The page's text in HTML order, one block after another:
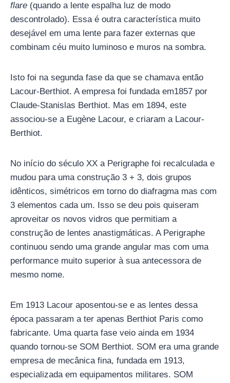
flare (quando a lente espalha luz de modo
descontrolado). Essa é outra característica muito
desejável em uma lente para fazer externas que
combinam céu muito luminoso e muros na sombra.
Isto foi na segunda fase da que se chamava então
Lacour-Berthiot. A empresa foi fundada em1857 por
Claude-Stanislas Berthiot. Mas em 1894, este
associou-se a Eugène Lacour, e criaram a Lacour-
Berthiot.
No início do século XX a Perigraphe foi recalculada e
mudou para uma construção 3 + 3, dois grupos
idênticos, simétricos em torno do diafragma mas com
3 elementos cada um. Isso se deu pois quiseram
aproveitar os novos vidros que permitiam a
construção de lentes anastigmáticas. A Perigraphe
continuou sendo uma grande angular mas com uma
performance muito superior à sua antecessora de
mesmo nome.
Em 1913 Lacour aposentou-se e as lentes dessa
época passaram a ter apenas Berthiot Paris como
fabricante. Uma quarta fase veio ainda em 1934
quando tornou-se SOM Berthiot. SOM era uma grande
empresa de mecânica fina, fundada em 1913,
especializada em equipamentos militares. SOM